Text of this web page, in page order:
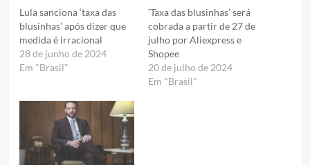
Lula sanciona ‘taxa das
blusinhas’ após dizer que
medida é irracional
28 de junho de 2024
Em "Brasil"
‘Taxa das blusinhas’ será
cobrada a partir de 27 de
julho por Aliexpress e
Shopee
20 de julho de 2024
Em "Brasil"